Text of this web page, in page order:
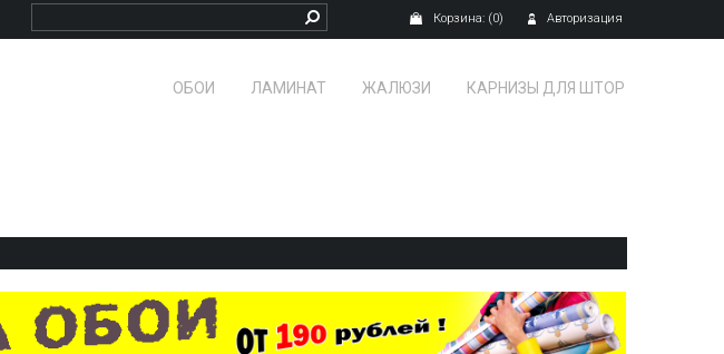
Авторизация
Корзина: (0)
ОБОИ ЛАМИНАТ ЖАЛЮЗИ КАРНИЗЫ ДЛЯ ШТОР